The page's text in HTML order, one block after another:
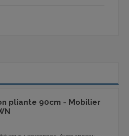
pliante 90cm - Mobilier